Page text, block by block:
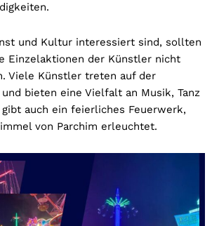
und Kultur interessiert sind, sollten
Einzelaktionen der Künstler nicht
Viele Künstler treten auf der
bieten eine Vielfalt an Musik, Tanz
gibt auch ein feierliches Feuerwerk,
von Parchim erleuchtet.